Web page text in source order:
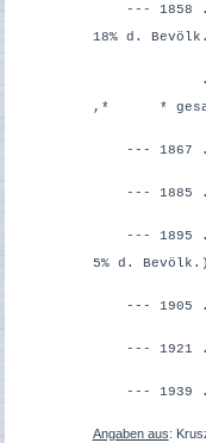
--- 1858
18% d.
,* *
--- 1867
---
--- 1895
5% d.
---
---
---
Angaben aus: